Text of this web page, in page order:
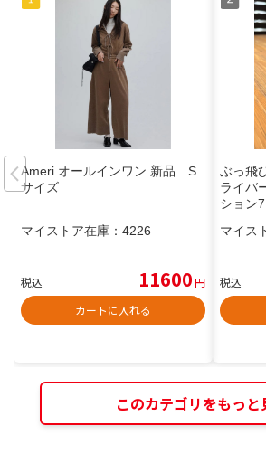
Ameri オールインワン 新品 S
サイズ
マイストア在庫： 4226
税込 11600円
カートに入れる
ぶっ飛
ライバ
ション7
マイス
税込
このカテゴリをもっと